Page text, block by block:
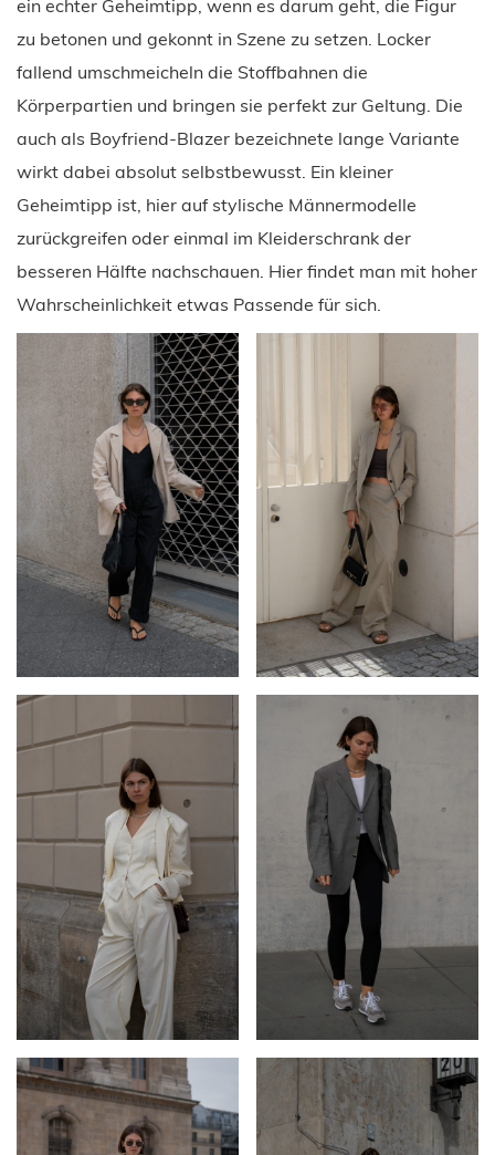
ein echter Geheimtipp, wenn es darum geht, die Figur
zu betonen und gekonnt in Szene zu setzen. Locker
fallend umschmeicheln die Stoffbahnen die
Körperpartien und bringen sie perfekt zur Geltung. Die
auch als Boyfriend-Blazer bezeichnete lange Variante
wirkt dabei absolut selbstbewusst. Ein kleiner
Geheimtipp ist, hier auf stylische Männermodelle
zurückgreifen oder einmal im Kleiderschrank der
besseren Hälfte nachschauen. Hier findet man mit hoher
Wahrscheinlichkeit etwas Passende für sich.